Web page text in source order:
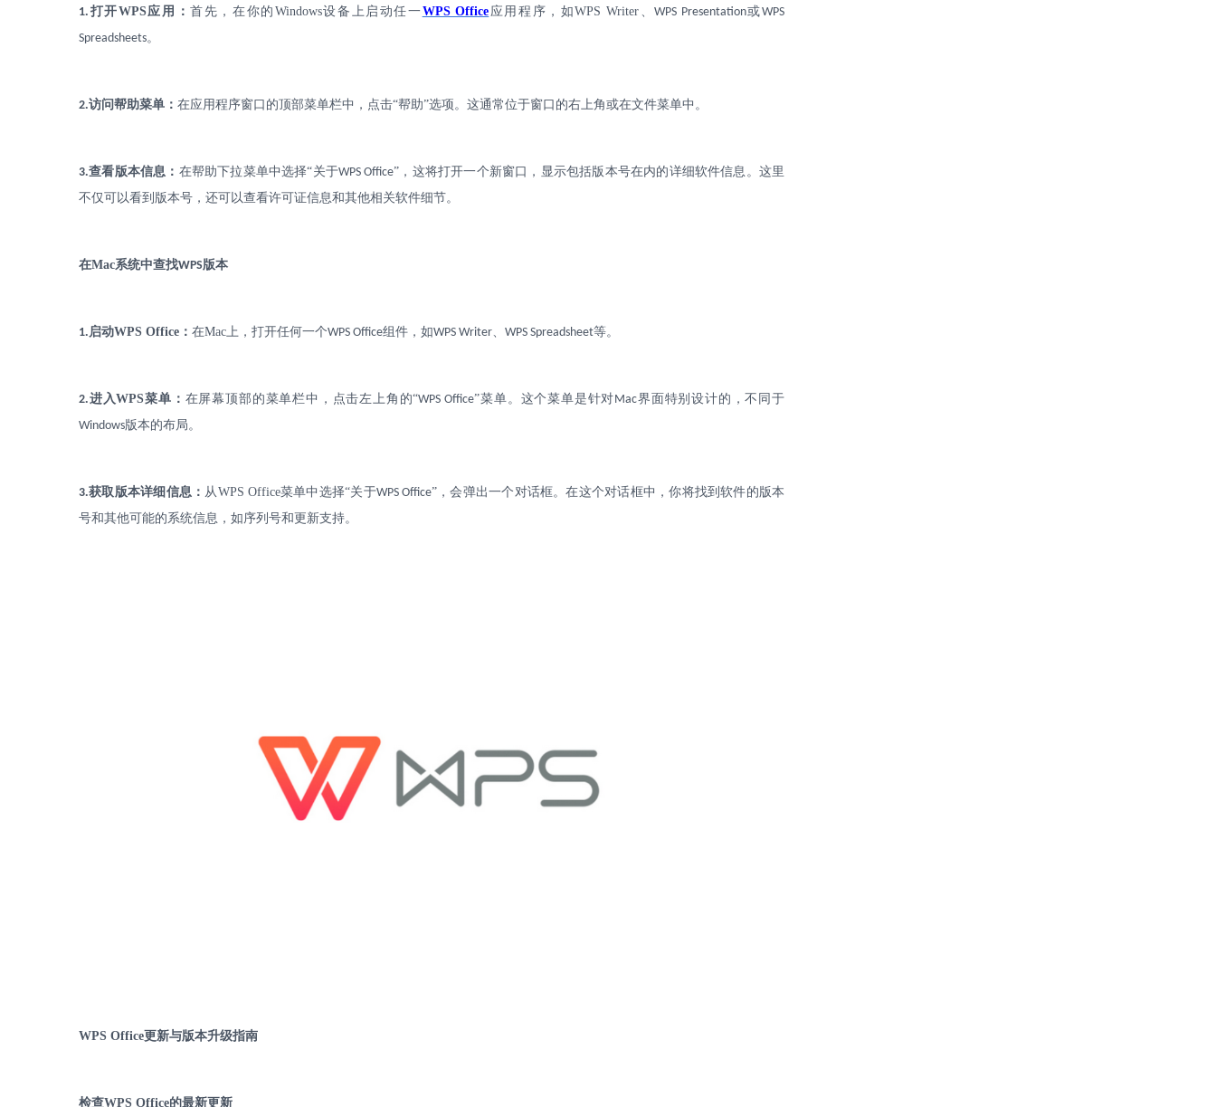
1. 打开WPS应用：首先，在你的 Windows设备上启动任一WPS Office 应用程序，如WPS Writer 、WPS Presentation或WPS
Spreadsheets。
2.访问帮助菜单： 在应用程序窗口的顶部菜单栏中，点击“帮助”选项。这通常位于窗口的右上角或在文件菜单中。
3.查看版本信息： 在帮助下拉菜单中选择“关于WPS Office”，这将打开一个新窗口，显示包括版本号在内的详细软件信息。这里
不仅可以看到版本号，还可以查看许可证信息和其他相关软件细节。
在Mac系统中查找WPS版本
1.启动WPS Office ： 在Mac上，打开任何一个WPS Office组件，如WPS Writer、 WPS Spreadsheet等。
2.进入WPS菜单： 在屏幕顶部的菜单栏中，点击左上角的“WPS Office”菜单。这个菜单是针对Mac界面特别设计的，不同于
Windows版本的布局。
3.获取版本详细信息： 从WPS Office菜单中选择“关于WPS Office”，会弹出一个对话框。在这个对话框中，你将找到软件的版本
号和其他可能的系统信息，如序列号和更新支持。
WPS Office更新与版本升级指南
检查WPS Office的最新更新